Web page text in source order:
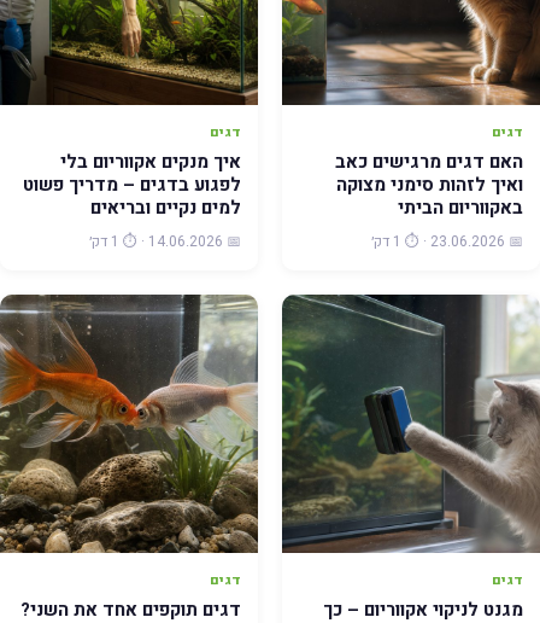
דגים
האם דגים מרגישים כאב
ואיך לזהות סימני מצוקה
באקווריום הביתי
📅 23.06.2026 · ⏱️ 1 דק׳
דגים
איך מנקים אקווריום בלי
לפגוע בדגים – מדריך פשוט
למים נקיים ובריאים
📅 14.06.2026 · ⏱️ 1 דק׳
דגים
מגנט לניקוי אקווריום – כך
דגים
דגים תוקפים אחד את השני?